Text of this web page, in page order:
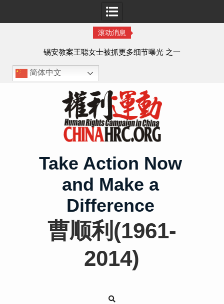
滚动消息
锡安教案王聪女士被抓更多细节曝光 之一
简体中文
Take Action Now
and Make a
Difference
曹顺利(1961-
2014)